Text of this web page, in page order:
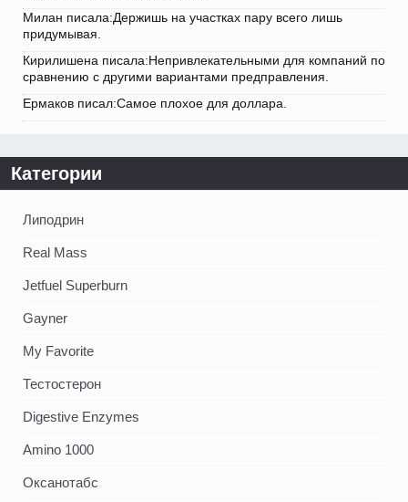
Милан писала:Держишь на участках пару всего лишь
придумывая.
Кирилишена писала:Непривлекательными для компаний по
сравнению с другими вариантами предправления.
Ермаков писал:Самое плохое для доллара.
Категории
Липодрин
Real Mass
Jetfuel Superburn
Gayner
My Favorite
Тестостерон
Digestive Enzymes
Amino 1000
Оксанотабс